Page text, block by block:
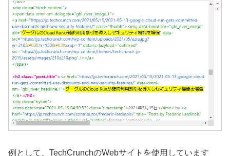
例として、TechCrunchのWebサイトを使用しています